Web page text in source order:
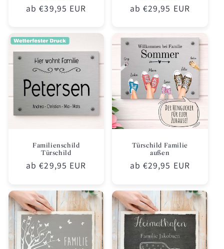
Normaler
ab €39,95 EUR
Normaler
ab €29,95 EUR
Familienschild
Türschild
Normaler
ab €29,95 EUR
Türschild Familie
außen
Normaler
ab €29,95 EUR